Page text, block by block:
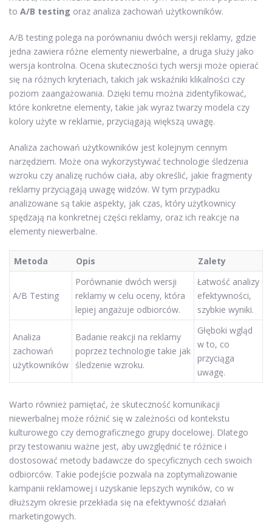
to A/B testing oraz analiza zachowań użytkowników.
A/B testing polega na porównaniu dwóch wersji reklamy, gdzie
jedna zawiera różne elementy niewerbalne, a druga służy jako
wersja kontrolna. Ocena skuteczności tych wersji może opierać
się na różnych kryteriach, takich jak wskaźniki klikalności czy
poziom zaangażowania. Dzięki temu można zidentyfikować,
które konkretne elementy, takie jak wyraz twarzy modela czy
kolory użyte w reklamie, przyciągają większą uwagę.
Analiza zachowań użytkowników jest kolejnym cennym
narzędziem. Może ona wykorzystywać technologie śledzenia
wzroku czy analizę ruchów ciała, aby określić, jakie fragmenty
reklamy przyciągają uwagę widzów. W tym przypadku
analizowane są takie aspekty, jak czas, który użytkownicy
spędzają na konkretnej części reklamy, oraz ich reakcje na
elementy niewerbalne.
Metoda Opis Zalety
A/B Testing
Porównanie dwóch wersji
reklamy w celu oceny, która
lepiej angażuje odbiorców.
Łatwość analizy
efektywności,
szybkie wyniki.
Analiza
zachowań
użytkowników
Badanie reakcji na reklamy
poprzez technologie takie jak
śledzenie wzroku.
Głęboki wgląd
w to, co
przyciąga
uwagę.
Warto również pamiętać, że skuteczność komunikacji
niewerbalnej może różnić się w zależności od kontekstu
kulturowego czy demograficznego grupy docelowej. Dlatego
przy testowaniu ważne jest, aby uwzględnić te różnice i
dostosować metody badawcze do specyficznych cech swoich
odbiorców. Takie podejście pozwala na zoptymalizowanie
kampanii reklamowej i uzyskanie lepszych wyników, co w
dłuższym okresie przekłada się na efektywność działań
marketingowych.